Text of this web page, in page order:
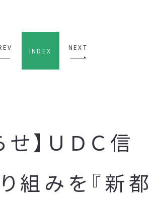
INDEX NEXT
せ】ＵＤＣ信
組みを『新都